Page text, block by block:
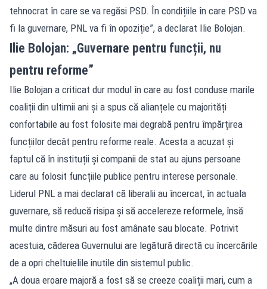
tehnocrat în care se va regăsi PSD. În condițiile în care PSD va
fi la guvernare, PNL va fi în opoziție”, a declarat Ilie Bolojan.
Ilie Bolojan: „Guvernare pentru funcții, nu
pentru reforme”
Ilie Bolojan a criticat dur modul în care au fost conduse marile
coaliții din ultimii ani și a spus că alianțele cu majorități
confortabile au fost folosite mai degrabă pentru împărțirea
funcțiilor decât pentru reforme reale. Acesta a acuzat și
faptul că în instituții și companii de stat au ajuns persoane
care au folosit funcțiile publice pentru interese personale.
Liderul PNL a mai declarat că liberalii au încercat, în actuala
guvernare, să reducă risipa și să accelereze reformele, însă
multe dintre măsuri au fost amânate sau blocate. Potrivit
acestuia, căderea Guvernului are legătură directă cu încercările
de a opri cheltuielile inutile din sistemul public.
„A doua eroare majoră a fost să se creeze coaliții mari, cum a